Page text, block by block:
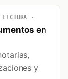
en
y